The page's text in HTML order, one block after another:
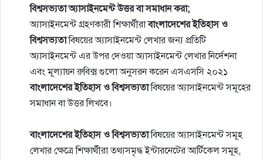
বিশ্বসভ্যতা অ্যাসাইনমেন্ট উত্তর বা সমাধান করা;
অ্যাসাইনমেন্ট গ্রহণকারী শিক্ষার্থীরাবাংলাদেশের ইতিহাস ও
বিশ্বসভ্যতাবিষয়ের অ্যাসাইনমেন্ট লেখার জন্য প্রতিটি
অ্যাসাইনমেন্ট এর উপর দেওয়া অ্যাসাইনমেন্ট লেখার নির্দেশনা
এবং মূল্যায়ন রুবিক্স গুলো অনুসরন করেন এসএসসি ২০২১
বাংলাদেশের ইতিহাস ও বিশ্বসভ্যতাবিষয়ের অ্যাসাইনমেন্ট সমূহের
সমাধান বা উত্তর লিখবে।
বাংলাদেশের ইতিহাস ও বিশ্বসভ্যতাবিষয়ের অ্যাসাইনমেন্ট সমূহ
লেখার ক্ষেত্রে শিক্ষার্থীরা তথ্যসমৃদ্ধ ইন্টারনেটের আর্টিকেল সমূহ,